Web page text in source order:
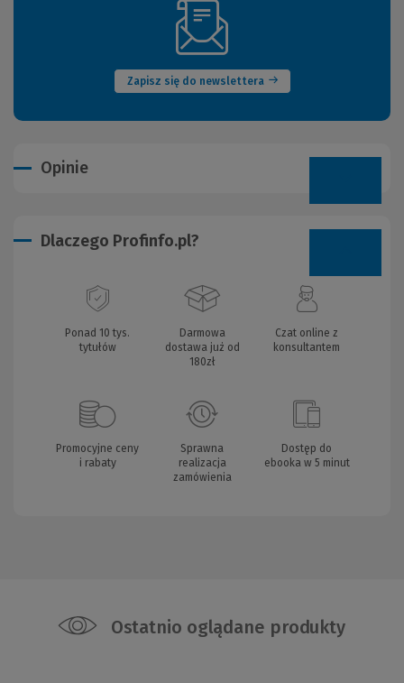
Zapisz się do newslettera
(Nowe
okno)
Opinie
Dlaczego Profinfo.pl?
Ponad 10 tys.
tytułów
Darmowa
dostawa już od
180zł
Czat online z
konsultantem
Promocyjne ceny
i rabaty
Sprawna
realizacja
zamówienia
Dostęp do
ebooka w 5 minut
Ostatnio oglądane produkty